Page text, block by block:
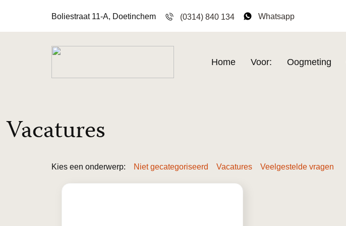
Whatsapp
Boliestraat 11-A, Doetinchem (0314) 840 134
Home Voor: Oogmeting
Vacatures
Kies een onderwerp: Niet gecategoriseerd Vacatures Veelgestelde vragen